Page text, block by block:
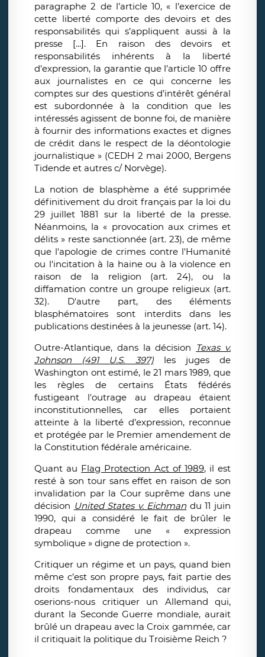
paragraphe 2 de l’article 10, « l’exercice de
cette liberté comporte des devoirs et des
responsabilités qui s’appliquent aussi à la
presse [...]. En raison des devoirs et
responsabilités inhérents à la liberté
d’expression, la garantie que l’article 10 offre
aux journalistes en ce qui concerne les
comptes sur des questions d’intérêt général
est subordonnée à la condition que les
intéressés agissent de bonne foi, de manière
à fournir des informations exactes et dignes
de crédit dans le respect de la déontologie
journalistique » (CEDH 2 mai 2000, Bergens
Tidende et autres c/ Norvège).
La notion de blasphème a été supprimée
définitivement du droit français par la loi du
29 juillet 1881 sur la liberté de la presse.
Néanmoins, la « provocation aux crimes et
délits » reste sanctionnée (art. 23), de même
que l'apologie de crimes contre l'Humanité
ou l'incitation à la haine ou à la violence en
raison de la religion (art. 24), ou la
diffamation contre un groupe religieux (art.
32). D'autre part, des éléments
blasphématoires sont interdits dans les
publications destinées à la jeunesse (art. 14).
Outre-Atlantique, dans la décision Texas v.
Johnson (491 U.S. 397)
les juges de
Washington ont estimé, le 21 mars 1989, que
les règles de certains États fédérés
fustigeant l'outrage au drapeau étaient
inconstitutionnelles, car elles portaient
atteinte à la liberté d’expression, reconnue
et protégée par le Premier amendement de
la Constitution fédérale américaine.
Quant au Flag Protection Act of 1989, il est
resté à son tour sans effet en raison de son
invalidation par la Cour suprême dans une
décision United States v. Eichman du 11 juin
1990, qui a considéré le fait de brûler le
drapeau comme une « expression
symbolique » digne de protection ».
Critiquer un régime et un pays, quand bien
même c’est son propre pays, fait partie des
droits fondamentaux des individus, car
oserions-nous critiquer un Allemand qui,
durant la Seconde Guerre mondiale, aurait
brûlé un drapeau avec la Croix gammée, car
il critiquait la politique du Troisième Reich ?